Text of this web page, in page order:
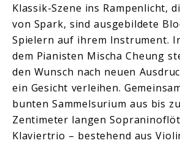
Klassik-Szene ins Rampenlicht,
von Spark, sind ausgebildete
Spielern auf ihrem Instrument.
dem Pianisten Mischa Cheung
den Wunsch nach neuen
ein Gesicht verleihen.
bunten Sammelsurium aus bis
Zentimeter langen
Klaviertrio – bestehend aus